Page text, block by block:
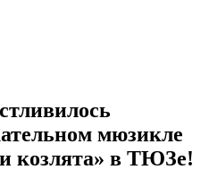
мюзикле
козлята» в ТЮЗе!